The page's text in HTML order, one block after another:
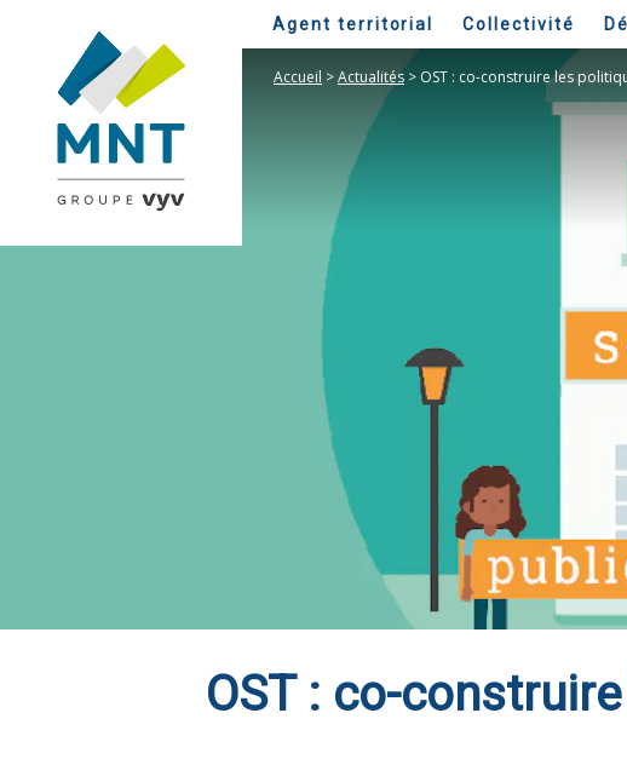
Agent territorial Collectivité
Accueil >Actualités > OST : co-construire les
OST : co-